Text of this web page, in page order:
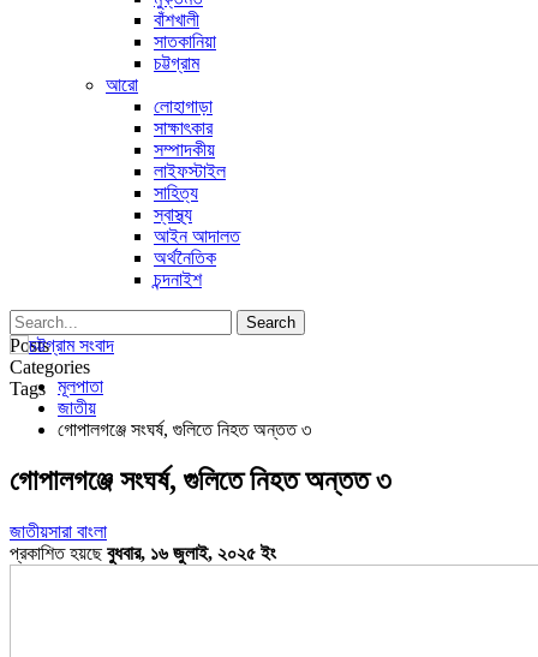
বাঁশখালী
সাতকানিয়া
চট্টগ্রাম
আরো
লোহাগাড়া
সাক্ষাৎকার
সম্পাদকীয়
লাইফস্টাইল
সাহিত্য
স্বাস্থ্য
আইন আদালত
অর্থনৈতিক
চন্দনাইশ
Posts
Categories
Tags মূলপাতা
জাতীয়
গোপালগঞ্জে সংঘর্ষ, গুলিতে নিহত অন্তত ৩
গোপালগঞ্জে সংঘর্ষ, গুলিতে নিহত অন্তত ৩
জাতীয়সারা বাংলা
প্রকাশিত হয়ছেবুধবার, ১৬ জুলাই, ২০২৫ ইং